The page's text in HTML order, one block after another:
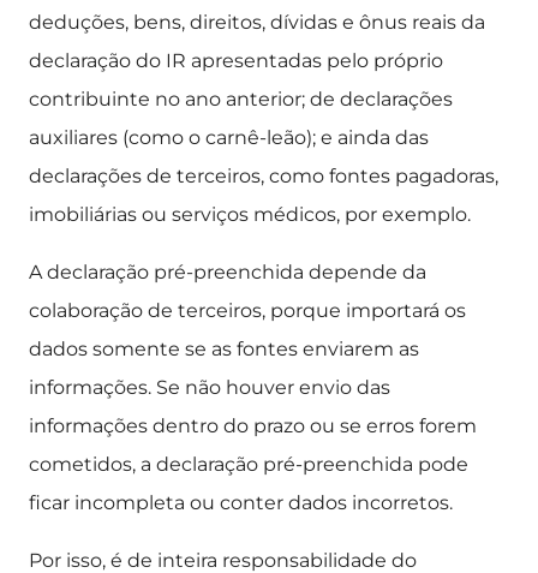
deduções, bens, direitos, dívidas e ônus reais da
declaração do IR apresentadas pelo próprio
contribuinte no ano anterior; de declarações
auxiliares (como o carnê-leão); e ainda das
declarações de terceiros, como fontes pagadoras,
imobiliárias ou serviços médicos, por exemplo.
A declaração pré-preenchida depende da
colaboração de terceiros, porque importará os
dados somente se as fontes enviarem as
informações. Se não houver envio das
informações dentro do prazo ou se erros forem
cometidos, a declaração pré-preenchida pode
ficar incompleta ou conter dados incorretos.
Por isso, é de inteira responsabilidade do